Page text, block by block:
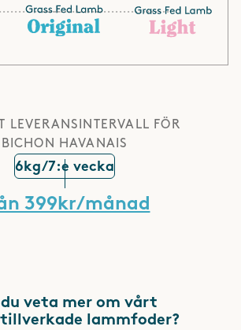
LEVERANSINTERVALL FÖR
BICHON HAVANAIS
6kg/7:e vecka
399kr/månad
veta mer om vårt
lammfoder?